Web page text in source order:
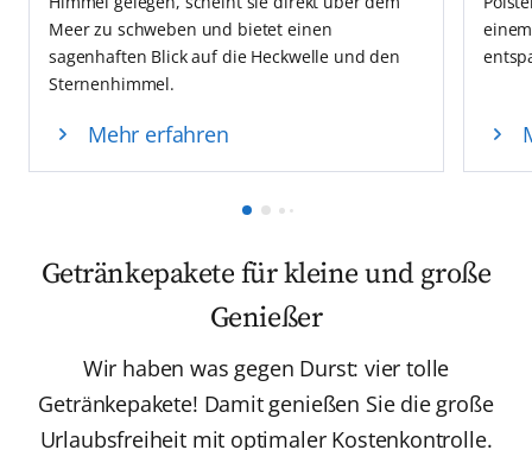
Meer zu schweben und bietet einen
sagenhaften Blick auf die Heckwelle und den
Sternenhimmel.
Mehr erfahren
Getränkepakete für kleine und große
Genießer
Wir haben was gegen Durst: vier tolle
Getränkepakete! Damit genießen Sie die große
Urlaubsfreiheit mit optimaler Kostenkontrolle.